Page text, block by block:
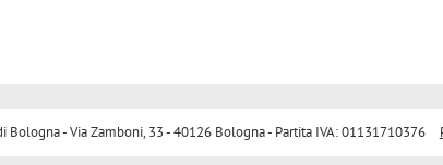
Bologna - Via Zamboni, 33 - 40126 Bologna - Partita IVA: 01131710376